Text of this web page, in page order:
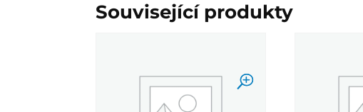
Související produkty